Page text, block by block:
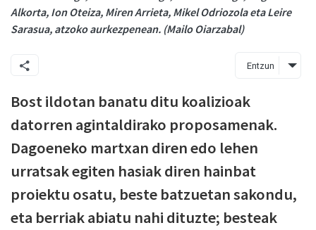
Alkorta, Ion Oteiza, Miren Arrieta, Mikel Odriozola eta Leire
Sarasua, atzoko aurkezpenean. (Mailo Oiarzabal)
Entzun
Bost ildotan banatu ditu koalizioak
datorren agintaldirako proposamenak.
Dagoeneko martxan diren edo lehen
urratsak egiten hasiak diren hainbat
proiektu osatu, beste batzuetan sakondu,
eta berriak abiatu nahi dituzte; besteak